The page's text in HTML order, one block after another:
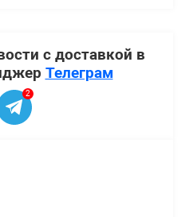
с доставкой в
Телеграм
2